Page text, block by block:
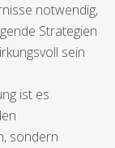
notwendig,
Strategien
sein
ist es
sondern